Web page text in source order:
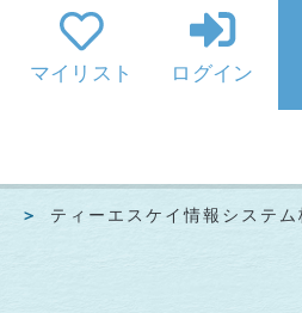
マイリスト ログイン
ティーエスケイ情報システム